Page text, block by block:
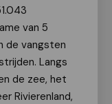
van 5
de vangsten
Langs
de zee, het
Rivierenland,